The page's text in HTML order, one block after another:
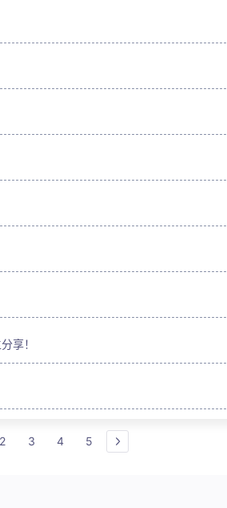
享！
2 3 4 5